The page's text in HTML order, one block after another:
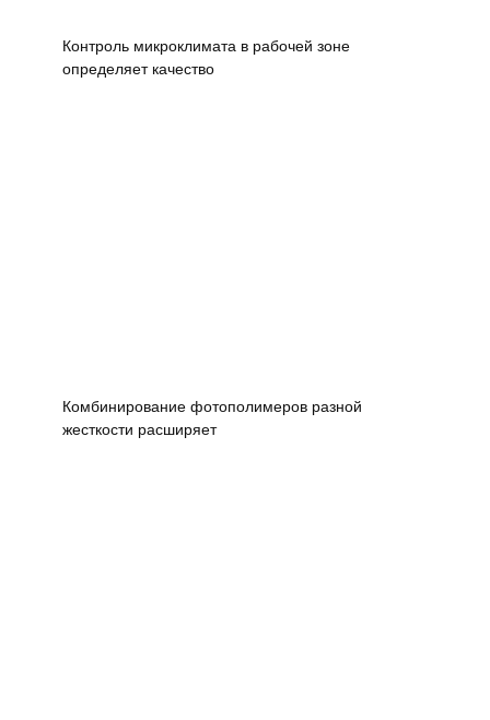
Контроль микроклимата в рабочей зоне
определяет качество
Комбинирование фотополимеров разной
жесткости расширяет